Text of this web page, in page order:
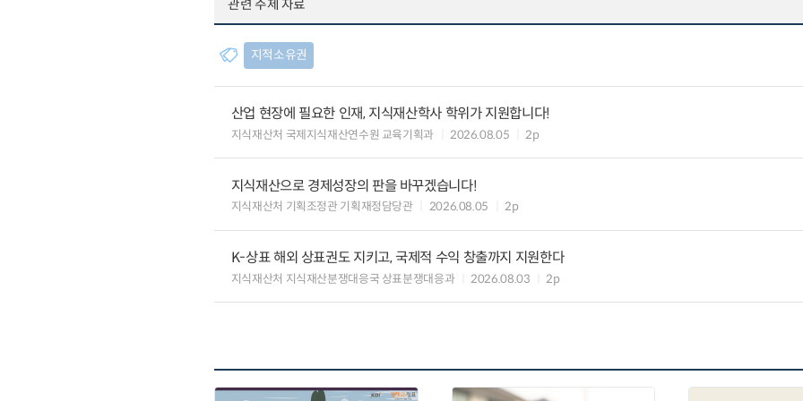
관련 주제 자료
지적소유권
산업 현장에 필요한 인재, 지식재산학사 학위가 지원합니다!
지식재산처 국제지식재산연수원 교육기획과 2026.08.05 2p
지식재산으로 경제성장의 판을 바꾸겠습니다!
지식재산처 기획조정관 기획재정담당관 2026.08.05 2p
K-상표 해외 상표권도 지키고, 국제적 수익 창출까지 지원한다
지식재산처 지식재산분쟁대응국 상표분쟁대응과 2026.08.03 2p